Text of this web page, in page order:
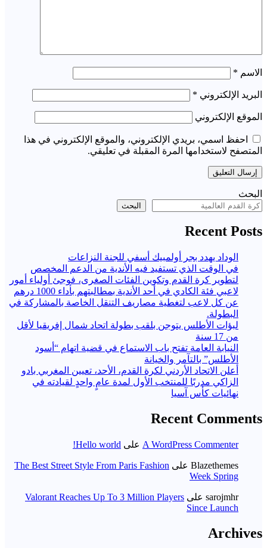
الاسم *
البريد الإلكتروني *
الموقع الإلكتروني
احفظ اسمي، بريدي الإلكتروني، والموقع الإلكتروني في هذا
المتصفح لاستخدامها المرة المقبلة في تعليقي.
البحث
البحث
Recent Posts
الوداد يهدد بجر أولمبيك أسفي للجنة النزاعات
في الوقت الذي تستفيد فيه الأندية من الدعم المخصص
لتطوير كرة القدم وتكوين الفئات الصغرى، فوجئ أولياء أمور
لاعبي فئة الكادي في أحد الأندية بمطالبتهم بأداء 1000 درهم
عن كل لاعب لتغطية مصاريف التنقل الخاصة بالمشاركة في
البطولة.
لبؤات الأطلس يتوجن بلقب بطولة اتحاد شمال إفريقيا لأقل
من 17 سنة
النيابة العامة تفتح باب الاستماع في قضية اتهام “أسود
الأطلس” بالتآمر والخيانة
أعلن الاتحاد الأردني لكرة القدم، الأحد، تعيين المغربي بادو
الزاكي مدربًا للمنتخب الأول لمدة عامٍ واحدٍ لقيادته ​في
نهائيات كأس آسيا
Recent Comments
A WordPress Commenter على Hello world!
Blazethemes على The Best Street Style From Paris Fashion
Week Spring
sarojmhr على Valorant Reaches Up To 3 Million Players
Since Launch
Archives